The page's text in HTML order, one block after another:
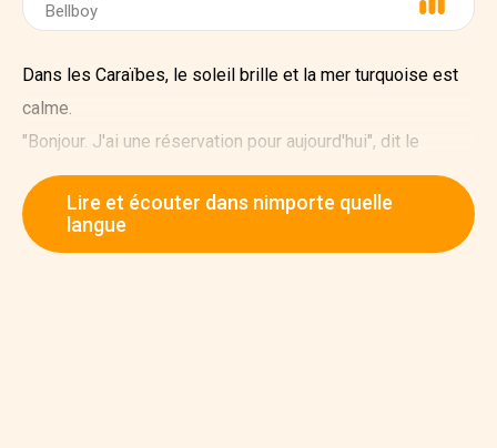
Bellboy
Dans les Caraïbes, le soleil brille et la mer turquoise est
calme.
"Bonjour. J'ai une réservation pour aujourd'hui", dit le
voyageur.
"Bonjour ! Bienvenue au Palace Hôtel. Sous quel nom est
la réservation?"
Lire et écouter dans nimporte quelle
langue